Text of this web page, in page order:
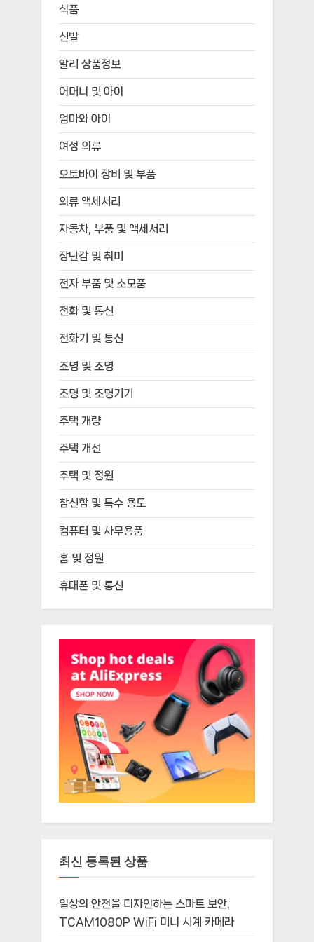
식품
신발
알리 상품정보
어머니 및 아이
엄마와 아이
여성 의류
오토바이 장비 및 부품
의류 액세서리
자동차, 부품 및 액세서리
장난감 및 취미
전자 부품 및 소모품
전화 및 통신
전화기 및 통신
조명 및 조명
조명 및 조명기기
주택 개량
주택 개선
주택 및 정원
참신함 및 특수 용도
컴퓨터 및 사무용품
홈 및 정원
휴대폰 및 통신
최신 등록된 상품
일상의 안전을 디자인하는 스마트 보안,
TCAM1080P WiFi 미니 시계 카메라